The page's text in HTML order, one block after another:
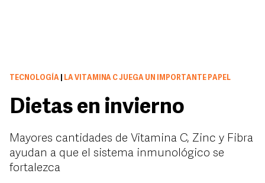
TECNOLOGÍA LA VITAMINA C JUEGA UN IMPORTANTE PAPEL
Dietas en invierno
Mayores cantidades de Vitamina C, Zinc y Fibra
ayudan a que el sistema inmunológico se
fortalezca